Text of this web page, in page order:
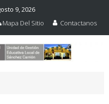
9, 2026
Mapa Del Sitio Contactanos